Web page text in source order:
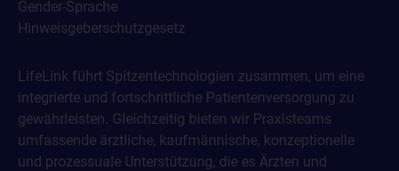
Gender-Sprache
Hinweisgeberschutzgesetz
LifeLink führt Spitzentechnologien zusammen, um eine
integrierte und fortschrittliche Patientenversorgung zu
gewährleisten. Gleichzeitig bieten wir Praxisteams
umfassende ärztliche, kaufmännische, konzeptionelle
und prozessuale Unterstützung, die es Ärzten und